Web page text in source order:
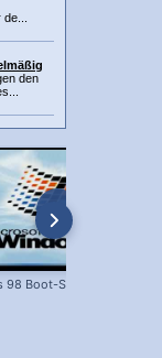
de...
den
98 Boot-Screen